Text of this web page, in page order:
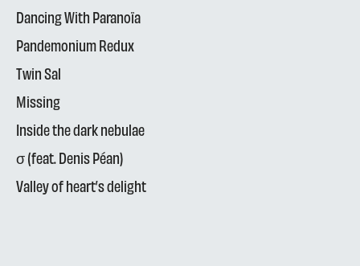
Dancing With Paranoïa
Pandemonium Redux
Twin Sal
Missing
Inside the dark nebulae
σ (feat. Denis Péan)
Valley of heart’s delight